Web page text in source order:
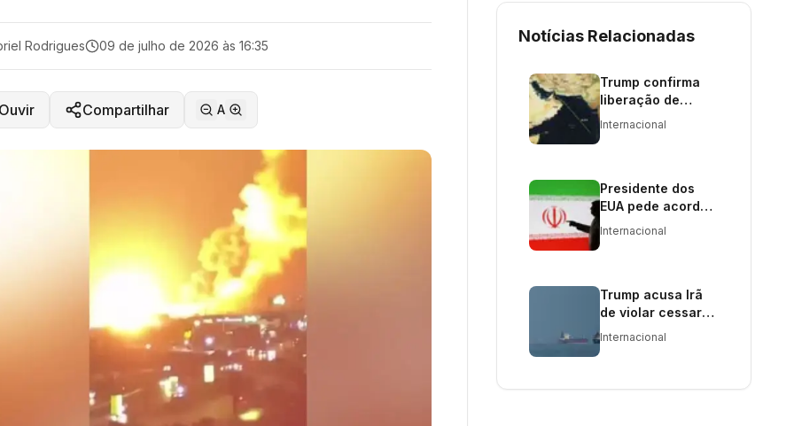
Rodrigues 09 de julho de 2026 às 16:35
Compartilhar A
Notícias Relacionadas
Trump confirma
liberação de
navios com
Internacional
Presidente dos
EUA pede acordo
unificado do Irã
Internacional
Trump acusa Irã
de violar cessar-
fogo e petróleo
Internacional